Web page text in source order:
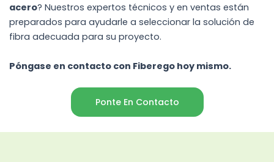
acero? Nuestros expertos técnicos y en ventas están
preparados para ayudarle a seleccionar la solución de
fibra adecuada para su proyecto.
Póngase en contacto con Fiberego hoy mismo.
Ponte En Contacto